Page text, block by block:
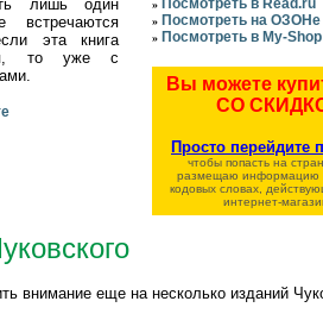
лишь один
встречаются
эта книга
то уже с
» Посмотреть в Read.ru
» Посмотреть на ОЗОНе
» Посмотреть в My-Shop
Вы можете
СО
Просто перейдите
чтобы попасть на
размещаю информацию
кодовых словах,
интернет-
внимание еще на несколько изданий